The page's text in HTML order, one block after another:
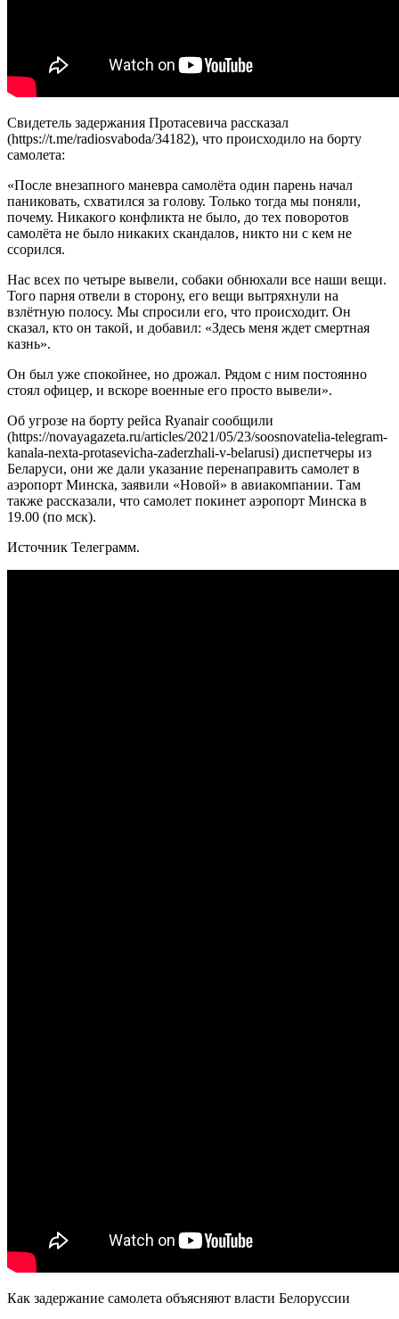
Свидетель задержания Протасевича рассказал
(https://t.me/radiosvaboda/34182), что происходило на борту
самолета:
«После внезапного маневра самолёта один парень начал
паниковать, схватился за голову. Только тогда мы поняли,
почему. Никакого конфликта не было, до тех поворотов
самолёта не было никаких скандалов, никто ни с кем не
ссорился.
Нас всех по четыре вывели, собаки обнюхали все наши вещи.
Того парня отвели в сторону, его вещи вытряхнули на
взлётную полосу. Мы спросили его, что происходит. Он
сказал, кто он такой, и добавил: «Здесь меня ждет смертная
казнь».
Он был уже спокойнее, но дрожал. Рядом с ним постоянно
стоял офицер, и вскоре военные его просто вывели».
Об угрозе на борту рейса Ryanair сообщили
(https://novayagazeta.ru/articles/2021/05/23/soosnovatelia-telegram-
kanala-nexta-protasevicha-zaderzhali-v-belarusi) диспетчеры из
Беларуси, они же дали указание перенаправить самолет в
аэропорт Минска, заявили «Новой» в авиакомпании. Там
также рассказали, что самолет покинет аэропорт Минска в
19.00 (по мск).
Источник Телеграмм.
Как задержание самолета объясняют власти Белоруссии